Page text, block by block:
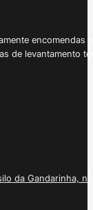
de levantamento
da Gandarinha, nº